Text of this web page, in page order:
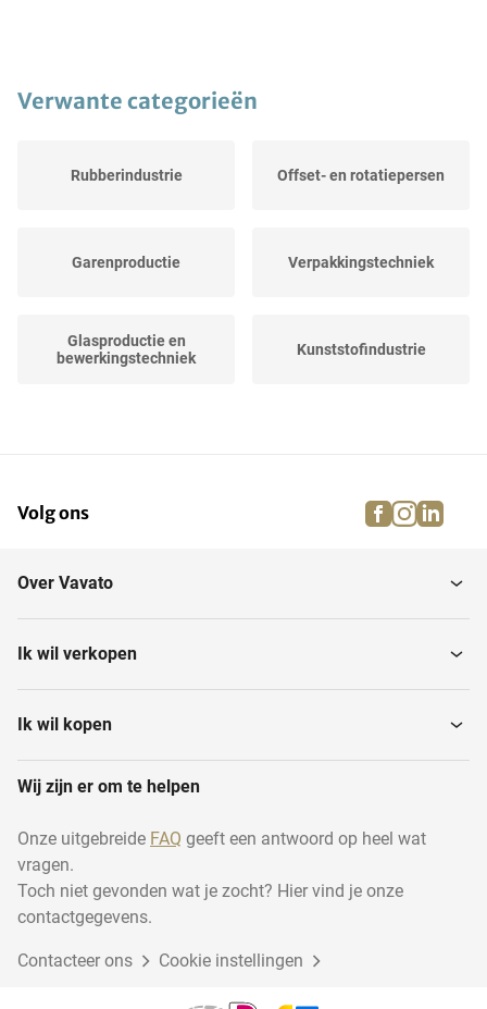
Verwante categorieën
Rubberindustrie Offset- en rotatiepersen
Garenproductie Verpakkingstechniek
Glasproductie en
bewerkingstechniek
Kunststofindustrie
Printplaat (pcb) industrie Grafische machines
cosmetische en...
Diverse textielmachines
Reiniging en hygiëne
natuursteenbewerking
Voorraden kunststof en
rubber
Procesapparatuur en
Volg ons facebook
Over Vavato
Ik wil verkopen
Ik wil kopen
Wij zijn er om te helpen
Onze uitgebreide FAQ geeft een antwoord op heel wat
vragen.
Toch niet gevonden wat je zocht? Hier vind je onze
contactgegevens.
Contacteer ons Cookie instellingen